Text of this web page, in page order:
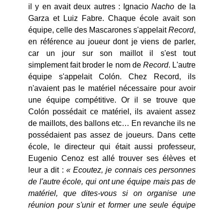
il y en avait deux autres : IgnacioNacho de la
Garza et Luiz Fabre. Chaque école avait son
équipe, celle des Mascarones s'appelaitRecord,
en référence au joueur dont je viens de parler,
car un jour sur son maillot il s'est tout
simplement fait broder le nom de Record. L'autre
équipe s'appelait Colón. Chez Record, ils
n'avaient pas le matériel nécessaire pour avoir
une équipe compétitive. Or il se trouve que
Colón possédait ce matériel, ils avaient assez
de maillots, des ballons etc… En revanche ils ne
possédaient pas assez de joueurs. Dans cette
école, le directeur qui était aussi professeur,
Eugenio Cenoz est allé trouver ses élèves et
leur a dit : « Ecoutez, je connais ces personnes
de l'autre école, qui ont une équipe mais pas de
matériel, que dites-vous si on organise une
réunion pour s'unir et former une seule équipe